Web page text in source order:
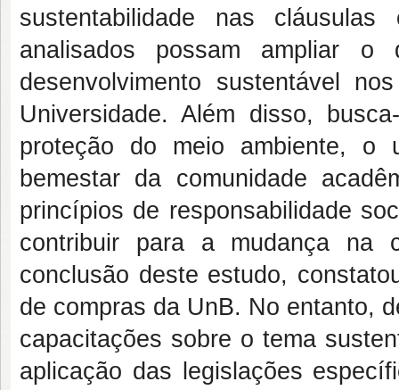
sustentabilidade nas
analisados possam ampliar
desenvolvimento sustentável
Universidade. Além disso,
proteção do meio ambiente, o
bemestar da comunidade
princípios de responsabilidade
contribuir para a mudança na
conclusão deste estudo,
de compras da UnB. No entanto,
capacitações sobre o tema
aplicação das legislações